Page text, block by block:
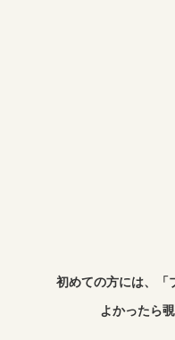
初めての方には、「
よかったら